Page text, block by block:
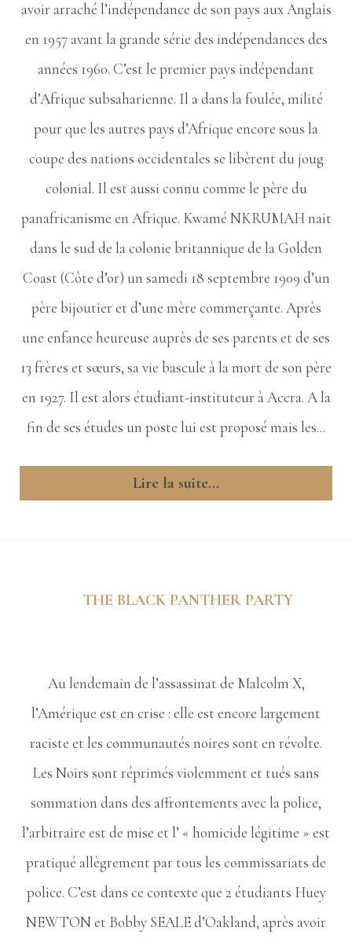
avoir arraché l’indépendance de son pays aux Anglais
en 1957 avant la grande série des indépendances des
années 1960. C’est le premier pays indépendant
d’Afrique subsaharienne. Il a dans la foulée, milité
pour que les autres pays d’Afrique encore sous la
coupe des nations occidentales se libèrent du joug
colonial. Il est aussi connu comme le père du
panafricanisme en Afrique. Kwamé NKRUMAH nait
dans le sud de la colonie britannique de la Golden
Coast (Côte d’or) un samedi 18 septembre 1909 d’un
père bijoutier et d’une mère commerçante. Après
une enfance heureuse auprès de ses parents et de ses
13 frères et sœurs, sa vie bascule à la mort de son père
en 1927. Il est alors étudiant-instituteur à Accra. A la
fin de ses études un poste lui est proposé mais les...
Lire la suite...
THE BLACK PANTHER PARTY
Au lendemain de l’assassinat de Malcolm X,
l’Amérique est en crise : elle est encore largement
raciste et les communautés noires sont en révolte.
Les Noirs sont réprimés violemment et tués sans
sommation dans des affrontements avec la police,
l’arbitraire est de mise et l’ « homicide légitime » est
pratiqué allègrement par tous les commissariats de
police. C’est dans ce contexte que 2 étudiants Huey
NEWTON et Bobby SEALE d’Oakland, après avoir